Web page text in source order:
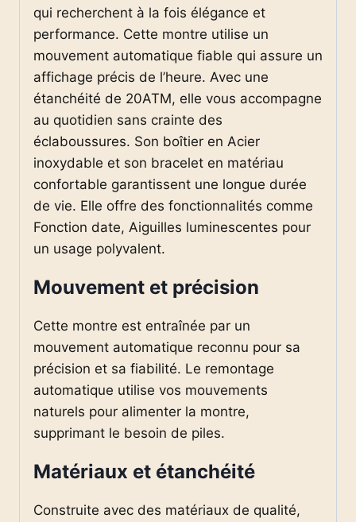
qui recherchent à la fois élégance et
performance. Cette montre utilise un
mouvement automatique fiable qui assure un
affichage précis de l’heure. Avec une
étanchéité de 20ATM, elle vous accompagne
au quotidien sans crainte des
éclaboussures. Son boîtier en Acier
inoxydable et son bracelet en matériau
confortable garantissent une longue durée
de vie. Elle offre des fonctionnalités comme
Fonction date, Aiguilles luminescentes pour
un usage polyvalent.
Mouvement et précision
Cette montre est entraînée par un
mouvement automatique reconnu pour sa
précision et sa fiabilité. Le remontage
automatique utilise vos mouvements
naturels pour alimenter la montre,
supprimant le besoin de piles.
Matériaux et étanchéité
Construite avec des matériaux de qualité,